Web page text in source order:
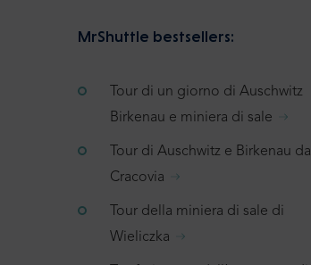
MrShuttle bestsellers:
Tour di un giorno di Auschwitz
Birkenau e miniera di sale
Tour di Auschwitz e Birkenau da
Cracovia
Tour della miniera di sale di
Wieliczka